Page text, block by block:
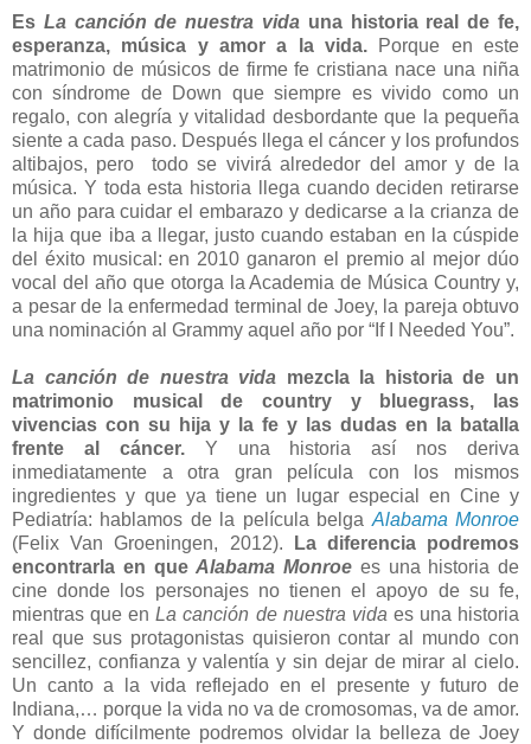
Es La canción de nuestra vida una historia real de fe,
esperanza, música y amor a la vida. Porque en este
matrimonio de músicos de firme fe cristiana nace una niña
con síndrome de Down que siempre es vivido como un
regalo, con alegría y vitalidad desbordante que la pequeña
siente a cada paso. Después llega el cáncer y los profundos
altibajos, pero todo se vivirá alrededor del amor y de la
música. Y toda esta historia llega cuando deciden retirarse
un año para cuidar el embarazo y dedicarse a la crianza de
la hija que iba a llegar, justo cuando estaban en la cúspide
del éxito musical: en 2010 ganaron el premio al mejor dúo
vocal del año que otorga la Academia de Música Country y,
a pesar de la enfermedad terminal de Joey, la pareja obtuvo
una nominación al Grammy aquel año por “If I Needed You”.
La canción de nuestra vida mezcla la historia de un
matrimonio musical de country y bluegrass, las
vivencias con su hija y la fe y las dudas en la batalla
frente al cáncer.Y una historia así nos deriva
inmediatamente a otra gran película con los mismos
ingredientes y que ya tiene un lugar especial en Cine y
Pediatría: hablamos de la película belga Alabama Monroe
(Felix Van Groeningen, 2012).
La diferencia podremos
encontrarla en queAlabama Monroe es una historia de
cine donde los personajes no tienen el apoyo de su fe,
mientras que enLa canción de nuestra vida es una historia
real que sus protagonistas quisieron contar al mundo con
sencillez, confianza y valentía y sin dejar de mirar al cielo.
Un canto a la vida reflejado en el presente y futuro de
Indiana,… porque la vida no va de cromosomas, va de amor.
Y donde difícilmente podremos olvidar la belleza de Joey